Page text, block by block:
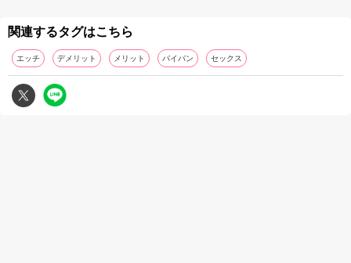
関連するタグはこちら
エッチ デメリット メリット パイパン セックス